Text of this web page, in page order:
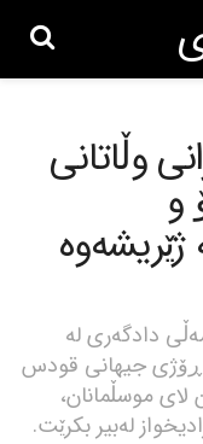
وڵاتانی
و
دادگەری لە
ڕۆژی جیهانی قودس
موسڵمانان،
لەبیر بکرێت.